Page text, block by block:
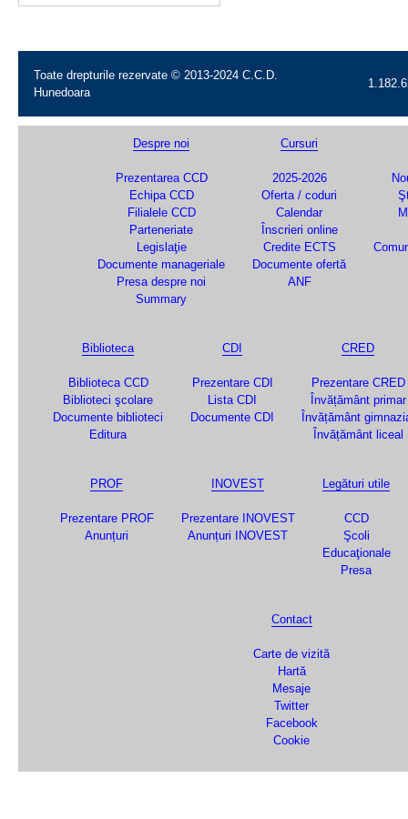
Toate drepturile rezervate © 2013-2024 C.C.D.
Hunedoara
Despre noi
Prezentarea CCD
Echipa CCD
Filialele CCD
Parteneriate
Legislaţie
Documente manageriale
Presa despre noi
Summary
Cursuri
2025-2026
Oferta / coduri
Calendar
Înscrieri online
Credite ECTS
Documente ofertă
ANF
Biblioteca
Biblioteca CCD
Biblioteci şcolare
Documente biblioteci
Editura
CDI
Prezentare CDI
Lista CDI
Documente CDI
CRED
Prezentare CRED
Învățământ primar
Învățământ
Învățământ liceal
PROF
Prezentare PROF
Anunțuri
INOVEST
Prezentare INOVEST
Anunțuri INOVEST
Legături utile
CCD
Şcoli
Educaţionale
Presa
Contact
Carte de vizită
Hartă
Mesaje
Twitter
Facebook
Cookie